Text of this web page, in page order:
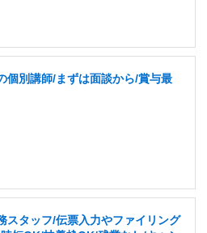
個別講師/まずは面談から/賞与最
スタッフ/伝票入力やファイリング